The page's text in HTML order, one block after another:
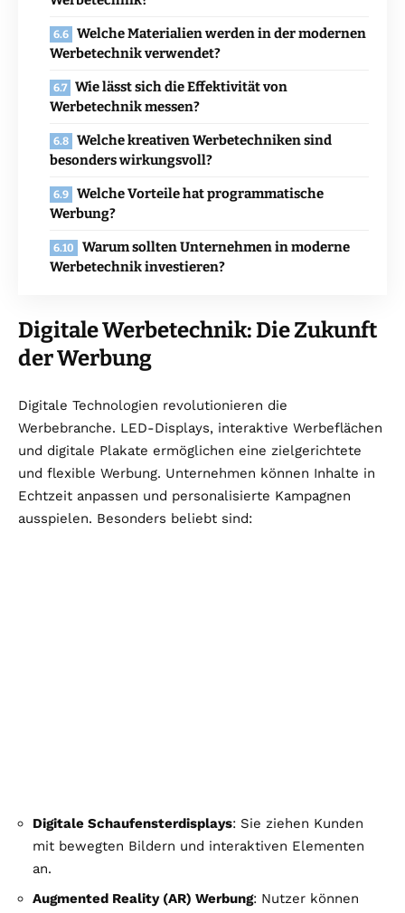
Welche Materialien werden in der modernen
Werbetechnik verwendet?
Wie lässt sich die Effektivität von
Werbetechnik messen?
Welche kreativen Werbetechniken sind
besonders wirkungsvoll?
Welche Vorteile hat programmatische
Werbung?
Warum sollten Unternehmen in moderne
Werbetechnik investieren?
Digitale Werbetechnik: Die Zukunft
der Werbung
Digitale Technologien revolutionieren die
Werbebranche. LED-Displays, interaktive Werbeflächen
und digitale Plakate ermöglichen eine zielgerichtete
und flexible Werbung. Unternehmen können Inhalte in
Echtzeit anpassen und personalisierte Kampagnen
ausspielen. Besonders beliebt sind:
Digitale Schaufensterdisplays: Sie ziehen Kunden
mit bewegten Bildern und interaktiven Elementen
an.
Augmented Reality (AR) Werbung: Nutzer können